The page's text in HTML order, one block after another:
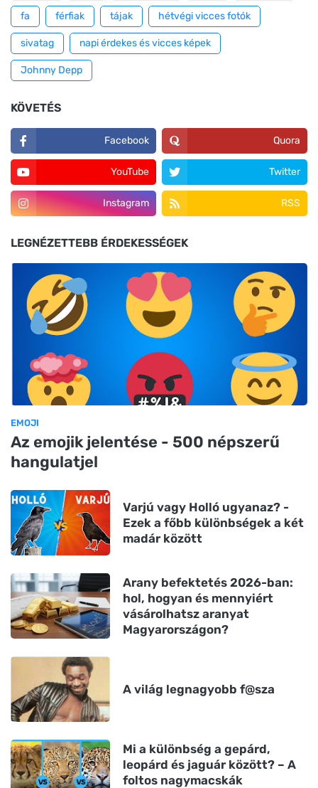
fa férfiak tájak hétvégi vicces fotók
sivatag napi érdekes és vicces képek
Johnny Depp
KÖVETÉS
Facebook Quora
YouTube Twitter
Instagram RSS
LEGNÉZETTEBB ÉRDEKESSÉGEK
EMOJI
Az emojik jelentése - 500 népszerű
hangulatjel
Varjú vagy Holló ugyanaz? -
Ezek a főbb különbségek a két
madár között
Arany befektetés 2026-ban:
hol, hogyan és mennyiért
vásárolhatsz aranyat
Magyarországon?
A világ legnagyobb f@sza
Mi a különbség a gepárd,
leopárd és jaguár között? – A
foltos nagymacskák